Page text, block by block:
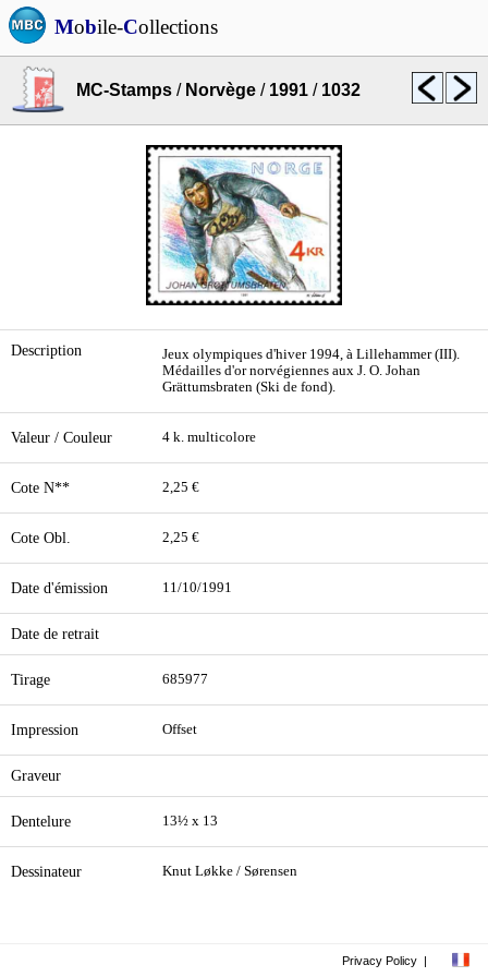
Mobile-Collections
MC-Stamps / Norvège / 1991 / 1032
Description
Jeux olympiques d'hiver 1994, à Lillehammer (III).
Médailles d'or norvégiennes aux J. O. Johan
Grättumsbraten (Ski de fond).
Valeur / Couleur 4 k. multicolore
Cote N** 2,25 €
Cote Obl. 2,25 €
Date d'émission 11/10/1991
Date de retrait
Tirage 685977
Impression Offset
Graveur
Dentelure 13½ x 13
Dessinateur Knut Løkke / Sørensen
Privacy Policy |